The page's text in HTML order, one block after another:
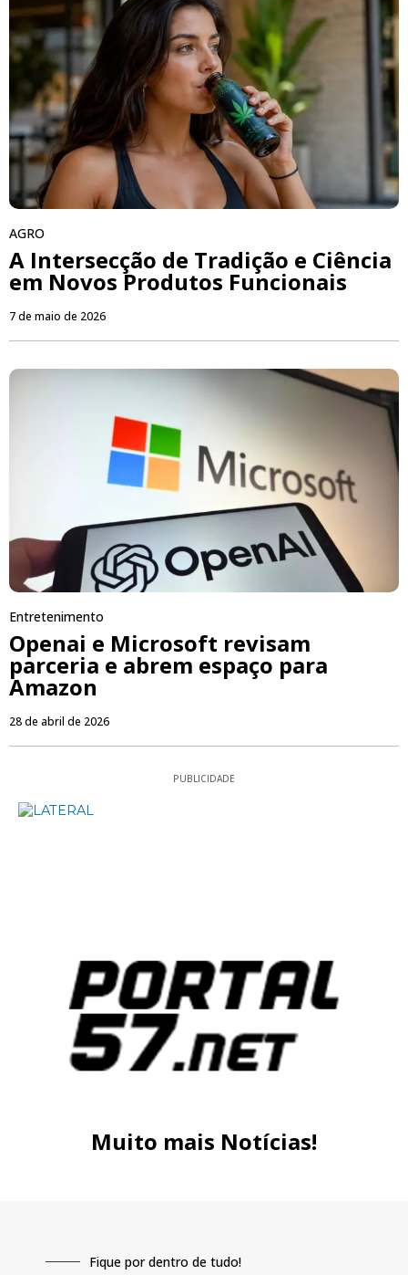
AGRO
A Intersecção de Tradição e Ciência
em Novos Produtos Funcionais
7 de maio de 2026
Entretenimento
Openai e Microsoft revisam
parceria e abrem espaço para
Amazon
28 de abril de 2026
PUBLICIDADE
Muito mais Notícias!
Fique por dentro de tudo!